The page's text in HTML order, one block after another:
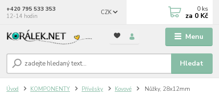
Menu
CZK
Hledat
+420 795 533 353
12-14 hodin
0 ks
za 0 Kč
Úvod KOMPONENTY Přívěsky Kovové Nůžky, 28x12mm